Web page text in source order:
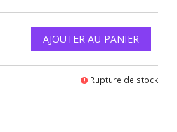
AJOUTER AU PANIER
Rupture de stock